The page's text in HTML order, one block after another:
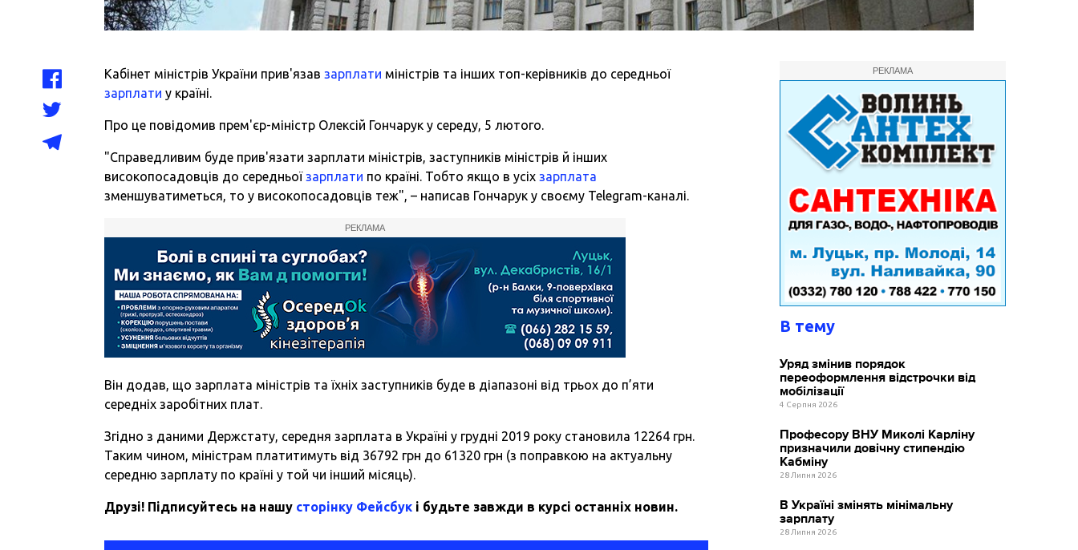
Кабінет міністрів України прив'язавзарплати міністрів та інших топ-керівників до середньої
зарплати у країні.
Про це повідомив прем'єр-міністр Олексій Гончарук у середу, 5 лютого.
"Справедливим буде прив'язати зарплати міністрів, заступників міністрів й інших
високопосадовців до середньоїзарплати по країні. Тобто якщо в усіхзарплата
зменшуватиметься, то у високопосадовців теж", – написав Гончарук у своєму Telegram-каналі.
РЕКЛАМА
Він додав, що зарплата міністрів та їхніх заступників буде в діапазоні від трьох до п’яти
середніх заробітних плат.
Згідно з даними Держстату, середня зарплата в Україні у грудні 2019 року становила 12264 грн.
Таким чином, міністрам платитимуть від 36792 грн до 61320 грн (з поправкою на актуальну
середню зарплату по країні у той чи інший місяць).
Друзі! Підписуйтесь на нашу сторінку Фейсбук і будьте завжди в курсі останніх новин.
РЕКЛАМА
В тему
Уряд змінив порядок
переоформлення відстрочки від
мобілізації
4 Серпня 2026
Професору ВНУ Миколі Карліну
призначили довічну стипендію
Кабміну
28 Липня 2026
В Україні змінять мінімальну
зарплату
28 Липня 2026